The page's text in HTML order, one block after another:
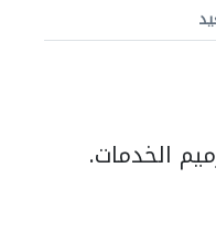
الخدمات.